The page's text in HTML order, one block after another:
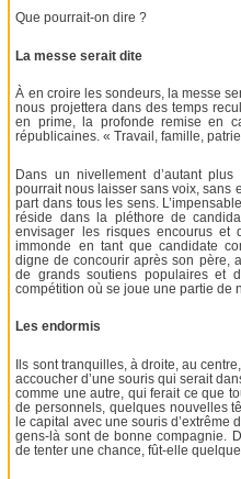
Que pourrait-on dire ?
La messe serait dite
À en croire les sondeurs, la messe
nous projettera dans des temps
en prime, la profonde remise en
républicaines. « Travail, famille,
Dans un nivellement d’autant
pourrait nous laisser sans voix, sans
part dans tous les sens.
réside dans la pléthore de
envisager les risques encourus et
immonde en tant que candidate
digne de concourir après son père,
de grands soutiens populaires et
compétition où se joue une partie de
Les endormis
Ils sont tranquilles, à droite, au
accoucher d’une souris qui serait
comme une autre, qui ferait ce que
de personnels, quelques nouvelles
le capital avec une souris d’extrême
gens-là sont de bonne compagnie.
de tenter une chance, fût-elle